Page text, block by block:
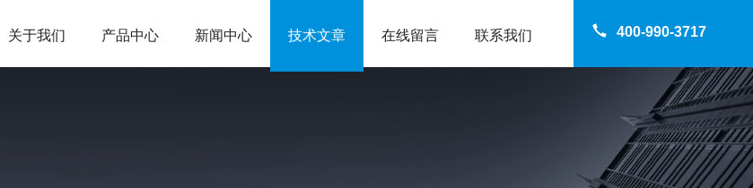
400-990-3717
关于我们 产品中心 新闻中心 技术文章 在线留言 联系我们